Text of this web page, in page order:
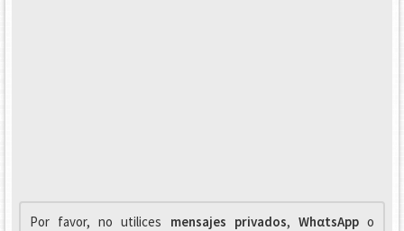
Por favor, no utilices mensajes privados, WhαtsAppo